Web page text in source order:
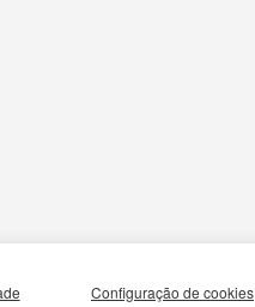
Configuração de cookies